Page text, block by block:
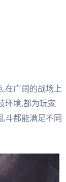
在广阔的战场上
环境,都为玩家
斗都能满足不同